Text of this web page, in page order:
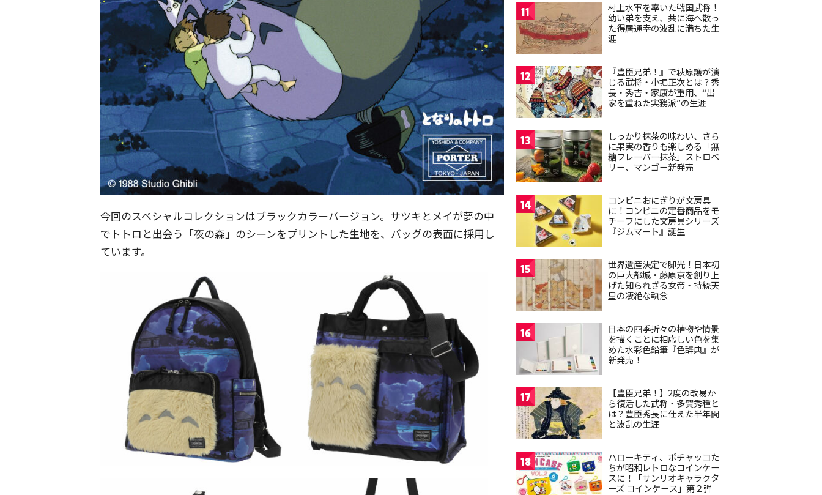
今回のスペシャルコレクションはブラックカラーバージョン。サツキとメイが夢の中
でトトロと出会う「夜の森」のシーンをプリントした生地を、バッグの表面に採用し
ています。
11
村上水軍を率いた戦国武将！
幼い弟を支え、共に海へ散っ
た得居通幸の波乱に満ちた生
涯
12
『豊臣兄弟！』で萩原護が演
じる武将・小堀正次とは？秀
長・秀吉・家康が重用、“出
家を重ねた実務派”の生涯
13
しっかり抹茶の味わい、さら
に果実の香りも楽しめる「無
糖フレーバー抹茶」ストロベ
リー、マンゴー新発売
14
コンビニおにぎりが文房具
に！コンビニの定番商品をモ
チーフにした文房具シリーズ
『ジムマート』誕生
15
世界遺産決定で脚光！日本初
の巨大都城・藤原京を創り上
げた知られざる女帝・持統天
皇の凄絶な執念
16
日本の四季折々の植物や情景
を描くことに相応しい色を集
めた水彩色鉛筆『色辞典』が
新発売！
17
【豊臣兄弟！】2度の改易か
ら復活した武将・多賀秀種と
は？豊臣秀長に仕えた半年間
と波乱の生涯
18
ハローキティ、ポチャッコた
ちが昭和レトロなコインケー
スに！「サンリオキャラクタ
ーズ コインケース」第２弾